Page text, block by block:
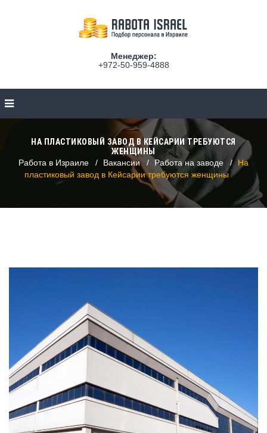
Менеджер:
+972-50-959-4888
НА ПЛАСТИКОВЫЙ ЗАВОД В КЕЙСАРИИ ТРЕБУЮТСЯ
ЖЕНЩИНЫ
Работа в Израиле
Вакансии Работа на заводе
На
пластиковый завод в Кейсарии требуются женщины